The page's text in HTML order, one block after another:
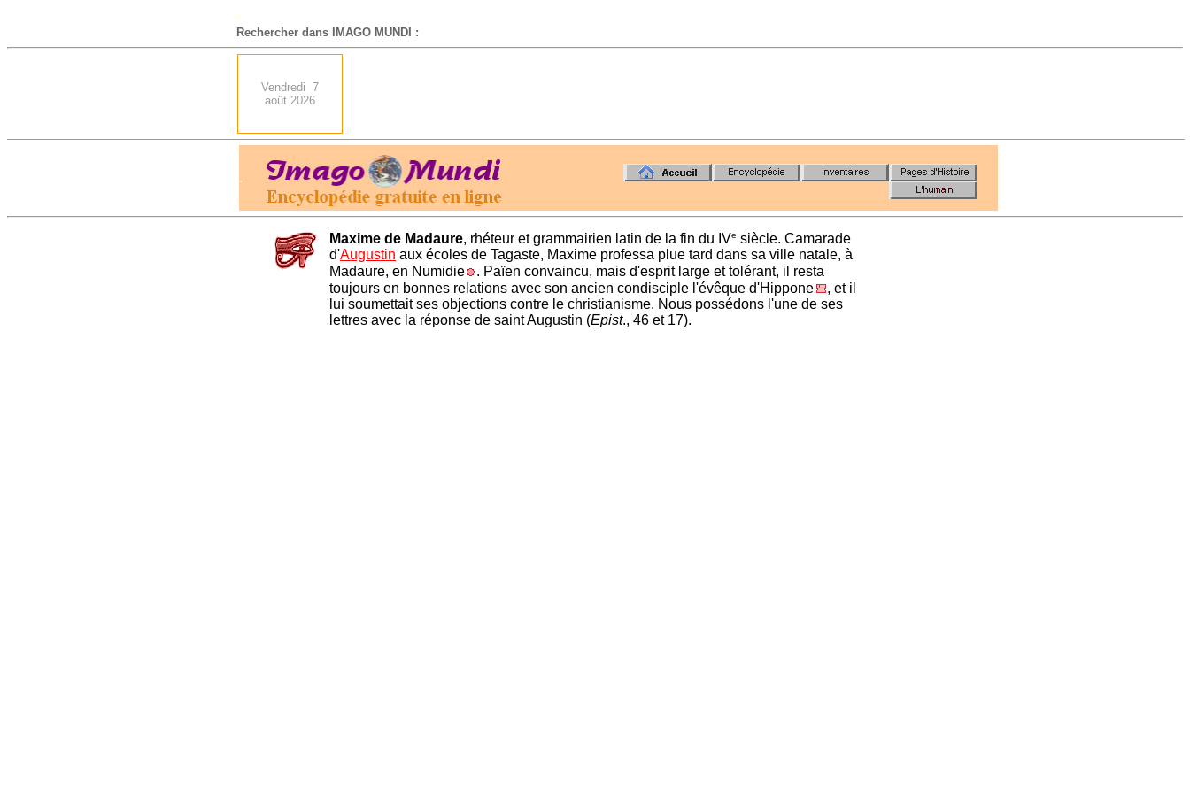
-
Rechercher dans IMAGO MUNDI :
Vendredi 7
août 2026
.
Maxime de Madaure, rhéteur et grammairien latin de la fin du IVe siècle. Camarade
d'Augustin aux écoles de Tagaste, Maxime professa plue tard dans sa ville natale, à
Madaure, en Numidie
. Païen convaincu, mais d'esprit large et tolérant, il resta
toujours en bonnes relations avec son ancien condisciple l'évêque d'Hippone
, et il
lui soumettait ses objections contre le christianisme. Nous possédons l'une de ses
lettres avec la réponse de saint Augustin (Epist., 46 et 17).
.